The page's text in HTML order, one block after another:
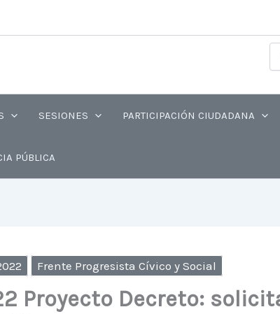
SESIONES PARTICIPACIÓN CIUDADANA
PÚBLICA
Frente Progresista Cívico y Social
Proyecto Decreto: